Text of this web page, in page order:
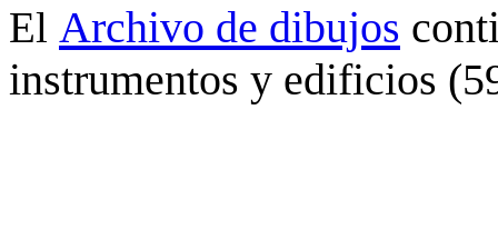
El Archivo de dibujos
instrumentos y edificios